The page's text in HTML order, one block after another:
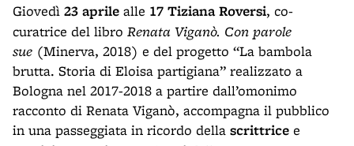
Giovedì 23 aprile alle 17 Tiziana Roversi, co-
curatrice del libro Renata Viganò. Con parole
sue (Minerva, 2018) e del progetto “La bambola
brutta. Storia di Eloisa partigiana” realizzato a
Bologna nel 2017-2018 a partire dall’omonimo
racconto di Renata Viganò, accompagna il pubblico
in una passeggiata in ricordo della scrittrice e